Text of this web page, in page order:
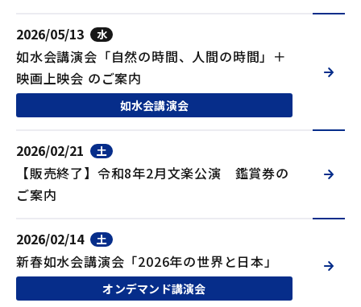
手続
閲覧
2026/05/13 水
如水会講演会「自然の時間、人間の時間」＋
映画上映会 のご案内
如水会講演会
2026/02/21 土
【販売終了】令和8年2月文楽公演 鑑賞券の
ご案内
2026/02/14 土
新春如水会講演会「2026年の世界と日本」
オンデマンド講演会